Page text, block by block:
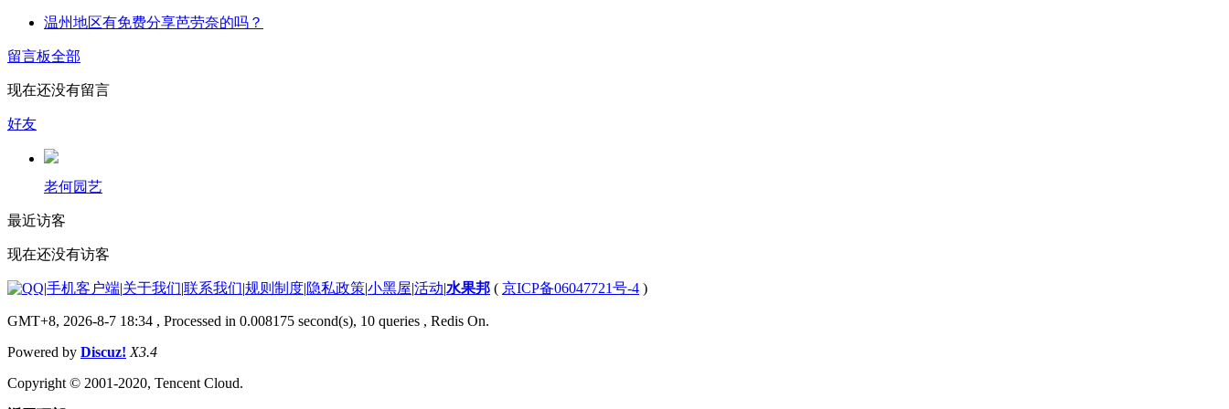
温州地区有免费分享芭劳奈的吗？
留言板全部
现在还没有留言
好友
老何园艺
最近访客
现在还没有访客
|手机客户端|关于我们|联系我们|规则制度|隐私政策|小黑屋|活动|水果邦 ( 京ICP备06047721号-4 )
GMT+8, 2026-8-7 18:34 , Processed in 0.008175 second(s), 10 queries , Redis On.
Powered by Discuz! X3.4
Copyright © 2001-2020, Tencent Cloud.